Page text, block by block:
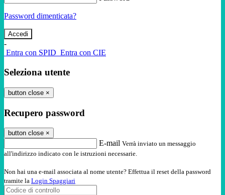
Password dimenticata?
-
Entra con SPID Entra con CIE
Seleziona utente
button close ×
Recupero password
button close ×
E-mail Verrà inviato un messaggio
all'indirizzo indicato con le istruzioni necessarie.
Non hai una e-mail associata al nome utente? Effettua il reset della password
tramite la Login Spaggiari